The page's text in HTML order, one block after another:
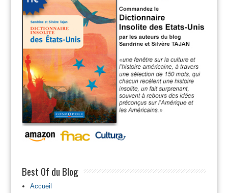
Best Of du Blog
Accueil